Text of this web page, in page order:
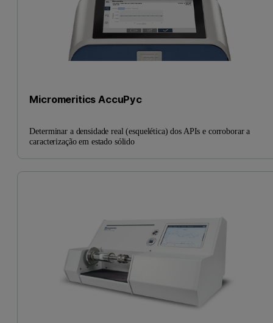
Micromeritics AccuPyc
Determinar a densidade real (esquelética) dos APIs e corroborar a
caracterização em estado sólido